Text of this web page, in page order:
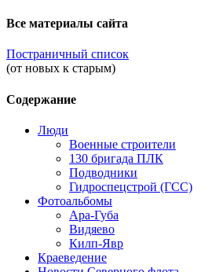
Все материалы сайта
Постраничный список
(от новых к старым)
Содержание
Люди
Военные строители
130 бригада ПЛК
Подводники
Гидроспецстрой (ГСС)
Фотоальбомы
Ара-Губа
Видяево
Килп-Явр
Краеведение